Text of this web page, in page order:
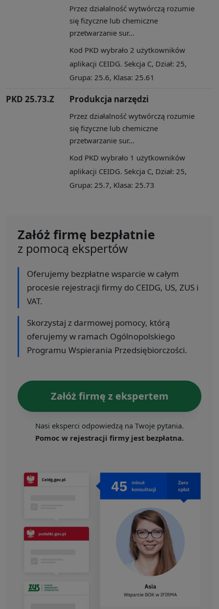
Przez działalność wytwórczą rozumie
się fizyczne lub chemiczne
przetwarzanie sur...
Kod PKD wybrało 2 użytkowników
aplikacji CEIDG. Sekcja C, Dział: 25,
Grupa: 25.6, Klasa: 25.61
PKD 25.73.Z Produkcja narzędzi
Przez działalność wytwórczą rozumie
się fizyczne lub chemiczne
przetwarzanie sur...
Kod PKD wybrało 1 użytkowników
aplikacji CEIDG. Sekcja C, Dział: 25,
Grupa: 25.7, Klasa: 25.73
Załóż firmę bezpłatnie
z pomocą ekspertów
Oferujemy bezpłatne wsparcie w całym
procesie rejestracji firmy do CEIDG, US, ZUS i
VAT.
Skorzystaj z darmowej pomocy, którą
oferujemy w ramach Ogólnopolskiego
Programu Wspierania Przedsiębiorczości.
Załóż firmę z ekspertem
Nasi eksperci odpowiedzą na Twoje pytania.
Pomoc w rejestracji firmy jest bezpłatna.